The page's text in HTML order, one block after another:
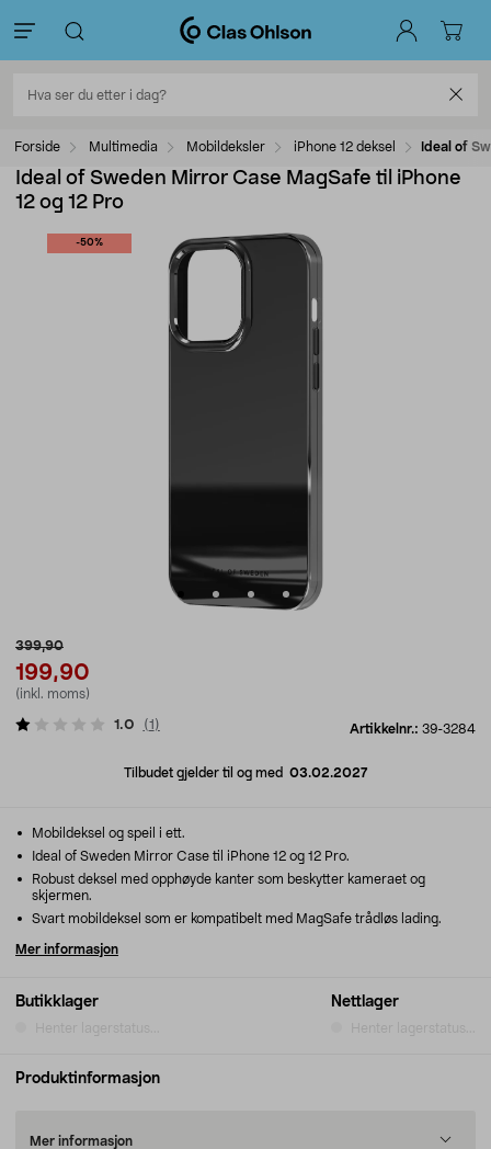
Forside Multimedia Mobildeksler iPhone 12 deksel Ideal of
Ideal of Sweden Mirror Case MagSafe til iPhone
12 og 12 Pro
-50%
399,90
199,90
(inkl. moms)
Artikkelnr.: 39-3284
1.0 (1 )
Tilbudet gjelder til og med 03.02.2027
Butikklager
Henter lagerstatus...
Nettlager
Henter lagerstatus...
Mobildeksel og speil i ett.
Ideal of Sweden Mirror Case til iPhone 12 og 12 Pro.
Robust deksel med opphøyde kanter som beskytter kameraet og
skjermen.
Svart mobildeksel som er kompatibelt med MagSafe trådløs lading.
Mer informasjon
Produktinformasjon
Mer informasjon